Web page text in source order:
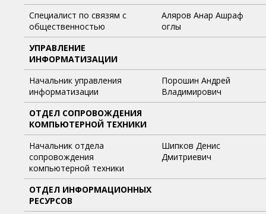
Специалист по связям с
общественностью
Аляров Анар Ашраф
оглы
УПРАВЛЕНИЕ
ИНФОРМАТИЗАЦИИ
Начальник управления
информатизации
Порошин Андрей
Владимирович
ОТДЕЛ СОПРОВОЖДЕНИЯ
КОМПЬЮТЕРНОЙ ТЕХНИКИ
Начальник отдела
сопровождения
компьютерной техники
Шипков Денис
Дмитриевич
ОТДЕЛ ИНФОРМАЦИОННЫХ
РЕСУРСОВ